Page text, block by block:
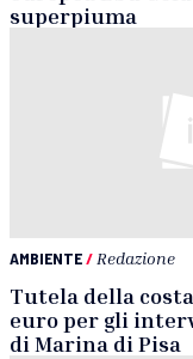
superpiuma
AMBIENTE/ Redazione
Tutela della
euro per gli
di Marina di Pisa